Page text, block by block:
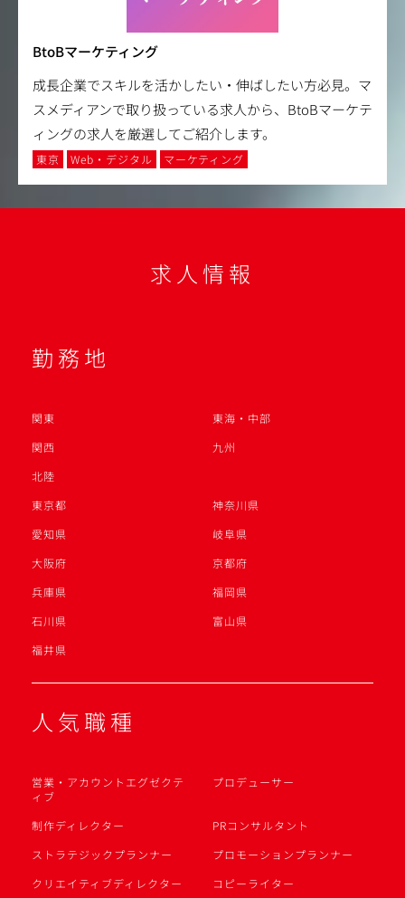
BtoBマーケティング
成長企業でスキルを活かしたい・伸ばしたい方必見。マ
スメディアンで取り扱っている求人から、BtoBマーケテ
ィングの求人を厳選してご紹介します。
東京 Web・デジタル マーケティング
求人情報
勤務地
関東
東海・中部
関西
九州
北陸
東京都
神奈川県
愛知県
岐阜県
大阪府
京都府
兵庫県
福岡県
石川県
富山県
福井県
人気職種
営業・アカウントエグゼクテ
ィブ
プロデューサー
制作ディレクター
PRコンサルタント
ストラテジックプランナー
プロモーションプランナー
クリエイティブディレクター
コピーライター